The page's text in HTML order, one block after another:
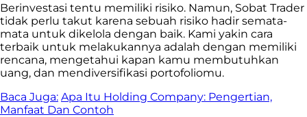
Berinvestasi tentu memiliki risiko. Namun, Sobat Trader
tidak perlu takut karena sebuah risiko hadir semata-
mata untuk dikelola dengan baik. Kami yakin cara
terbaik untuk melakukannya adalah dengan memiliki
rencana, mengetahui kapan kamu membutuhkan
uang, dan mendiversifikasi portofoliomu.
Baca Juga: Apa Itu Holding Company: Pengertian,
Manfaat Dan Contoh